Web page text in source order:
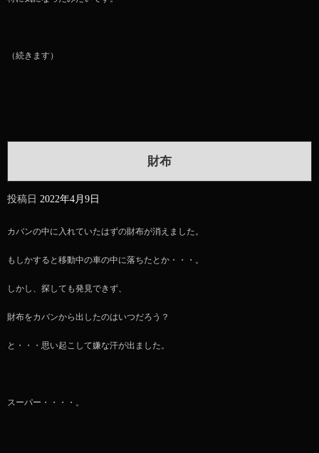
（続きます）
財布
投稿日 2022年4月9日
カバンの中に入れていたはずの財布が消えました。
もしかすると移動中の車の中に落ちたとか・・・。
しかし、探しても発見できず、
財布をカバンから出したのはいつだろう？
と・・・思い起こして嫌な汗が出ました。
スーパー・・・・。